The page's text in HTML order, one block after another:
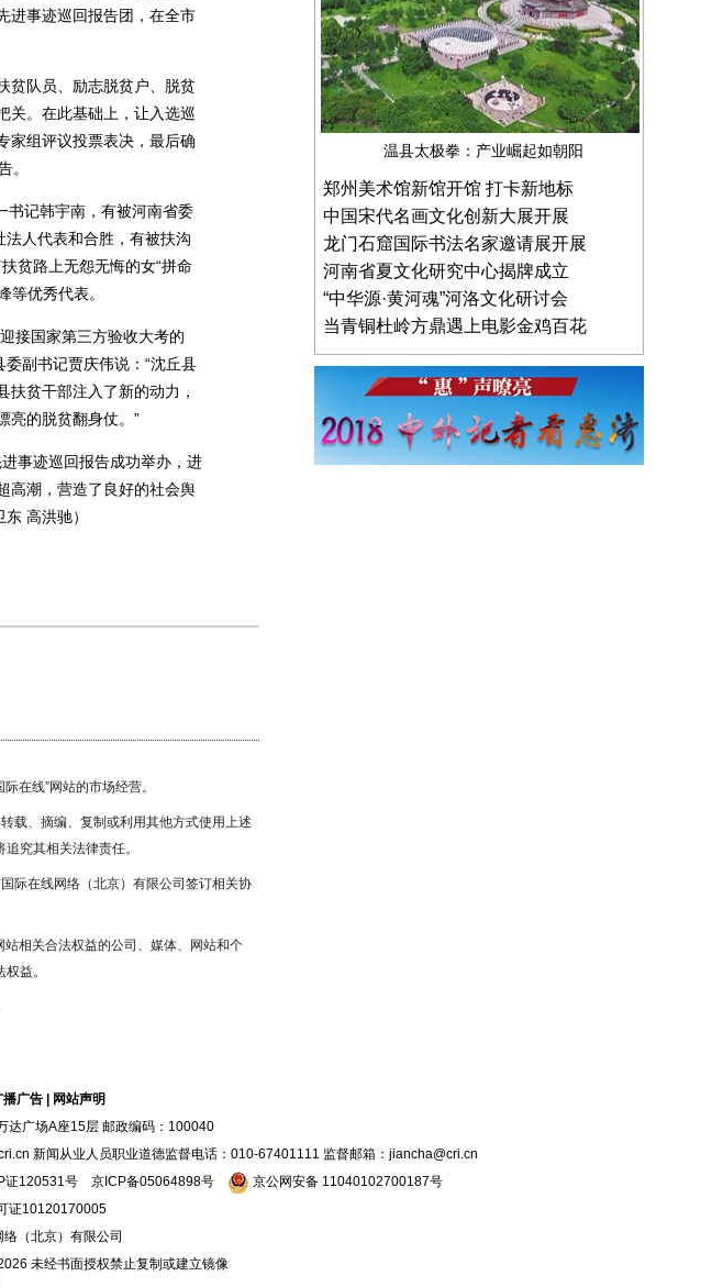
进事迹巡回报告团，在全市
队员、励志脱贫户、脱贫
关。在此基础上，让入选巡
家组评议投票表决，最后确
。
记韩宇南，有被河南省委
法人代表和合胜，有被扶沟
贫路上无怨无悔的女“拼命
等优秀代表。
接国家第三方验收大考的
副书记贾庆伟说：“沈丘县
贫干部注入了新的动力，
亮的脱贫翻身仗。”
事迹巡回报告成功举办，进
高潮，营造了良好的社会舆
高洪驰）
在线”网站的市场经营。
载、摘编、复制或利用其他方式使用上述
究其相关法律责任。
际在线网络（北京）有限公司签订相关协
站相关合法权益的公司、媒体、网站和个
益。
温县太极拳：产业崛起如朝阳
郑州美术馆新馆开馆 打卡新地标
中国宋代名画文化创新大展开展
龙门石窟国际书法名家邀请展开展
河南省夏文化研究中心揭牌成立
“中华源·黄河魂”河洛文化研讨会
当青铜杜岭方鼎遇上电影金鸡百花
播广告|
网站声明
达广场A座15层 邮政编码：100040
新闻从业人员职业道德监督电话：010-67401111 监督邮箱：jiancha@cri.cn
证120531号 京ICP备05064898号
京公网安备 11040102700187号
证10120170005
（北京）有限公司
未经书面授权禁止复制或建立镜像